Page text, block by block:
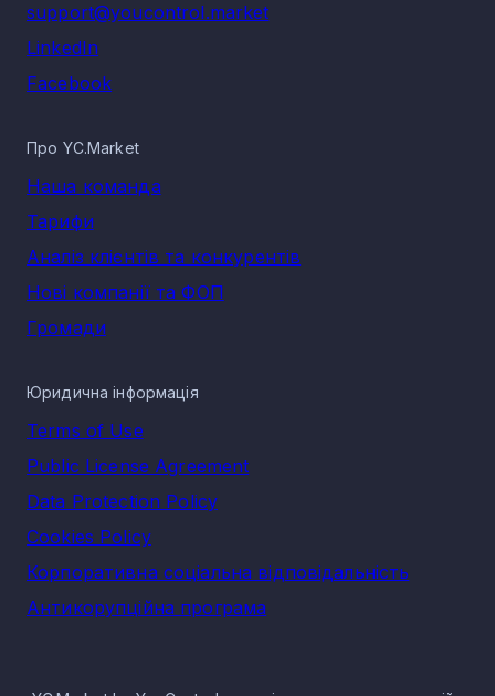
support@youcontrol.market
LinkedIn
Facebook
Про YC.Market
Наша команда
Тарифи
Аналіз клієнтів та конкурентів
Нові компанії та ФОП
Громади
Юридична інформація
Terms of Use
Public License Agreement
Data Protection Policy
Cookies Policy
Корпоративна соціальна відповідальність
Антикорупційна програма